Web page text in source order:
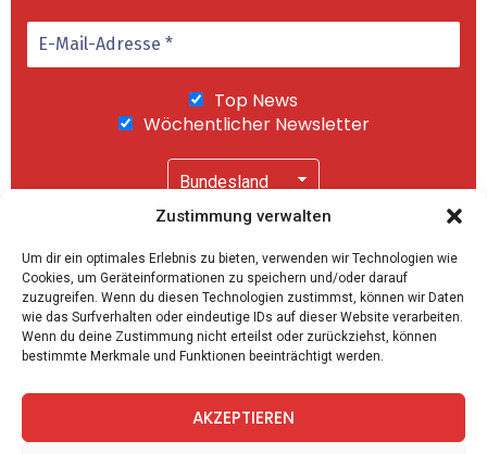
Zustimmung verwalten
Um dir ein optimales Erlebnis zu bieten, verwenden wir Technologien wie
Cookies, um Geräteinformationen zu speichern und/oder darauf
zuzugreifen. Wenn du diesen Technologien zustimmst, können wir Daten
wie das Surfverhalten oder eindeutige IDs auf dieser Website verarbeiten.
Wenn du deine Zustimmung nicht erteilst oder zurückziehst, können
bestimmte Merkmale und Funktionen beeinträchtigt werden.
AKZEPTIEREN
Top News
Wöchentlicher Newsletter
"Abonnieren" akzeptierst Du unsere
Datenschutzerklärung.